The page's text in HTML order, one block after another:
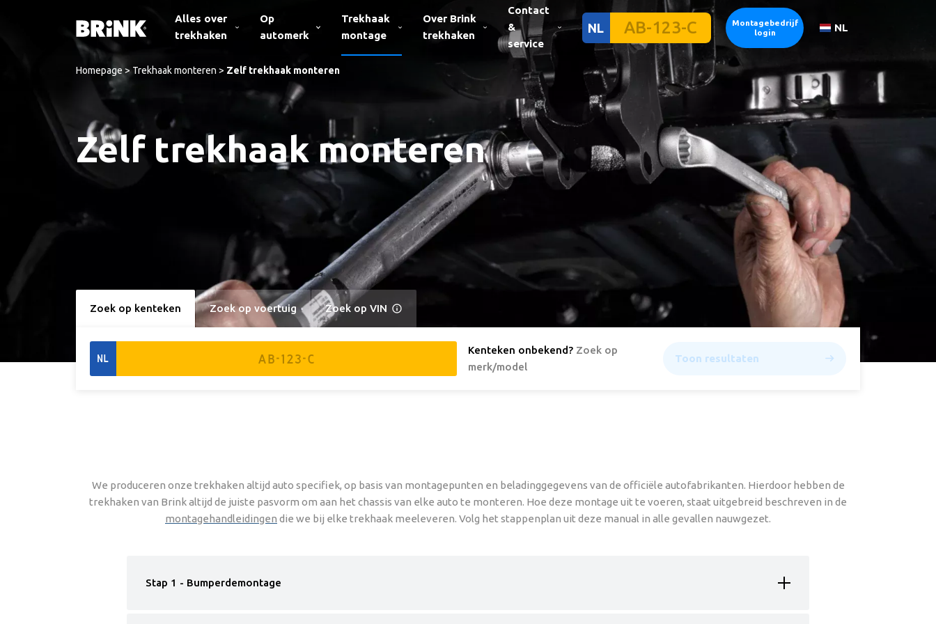
Alles over
trekhaken
Op
automerk
Trekhaak
montage
Over Brink
trekhaken
Contact
&
service
NL
Montagebedrijf
login
NL
Homepage >Trekhaak monteren > Zelf trekhaak monteren
Zelf trekhaak monteren
Zoek op kenteken Zoek op voertuig Zoek op VIN
NL
Kenteken onbekend? Zoek op
merk/model
Toon resultaten
We produceren onze trekhaken altijd auto specifiek, op basis van montagepunten en beladinggegevens van de officiële autofabrikanten. Hierdoor hebben de
trekhaken van Brink altijd de juiste pasvorm om aan het chassis van elke auto te monteren. Hoe deze montage uit te voeren, staat uitgebreid beschreven in de
montagehandleidingen die we bij elke trekhaak meeleveren. Volg het stappenplan uit deze manual in alle gevallen nauwgezet.
Stap 1 - Bumperdemontage